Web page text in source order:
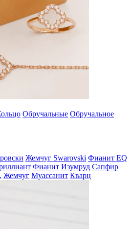
Обручальные Обручальное
Жемчуг Swarovski Фианит EQ
Фианит Изумруд Сапфир
Жемчуг Муассанит Кварц